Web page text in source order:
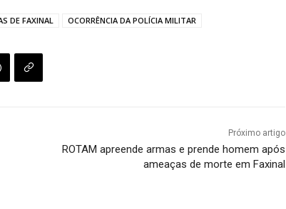
DE FAXINAL
OCORRÊNCIA DA POLÍCIA MILITAR
Próximo artigo
ROTAM apreende armas e prende homem após
ameaças de morte em Faxinal